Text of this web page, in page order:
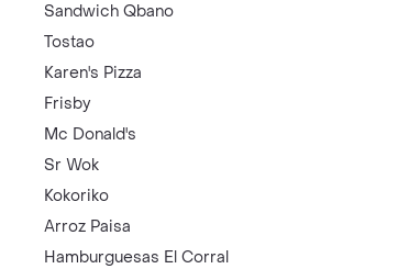
Sandwich Qbano
Tostao
Karen's Pizza
Frisby
Mc Donald's
Sr Wok
Kokoriko
Arroz Paisa
Hamburguesas El Corral